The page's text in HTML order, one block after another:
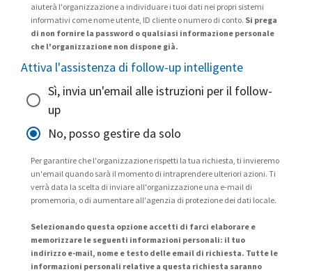
aiuterà l'organizzazione a individuare i tuoi dati nei propri sistemi
informativi come nome utente, ID cliente o numero di conto. Si prega
di non fornire la password o qualsiasi informazione personale
che l'organizzazione non dispone già.
Attiva l'assistenza di follow-up intelligente
Sì, invia un'email alle istruzioni per il follow-
up
No, posso gestire da solo
Per garantire che l'organizzazione rispetti la tua richiesta, ti invieremo
un'email quando sarà il momento di intraprendere ulteriori azioni. Ti
verrà data la scelta di inviare all'organizzazione una e-mail di
promemoria, o di aumentare all'agenzia di protezione dei dati locale.
Selezionando questa opzione accetti di farci elaborare e
memorizzare le seguenti informazioni personali: il tuo
indirizzo e-mail, nome e testo delle email di richiesta. Tutte le
informazioni personali relative a questa richiesta saranno